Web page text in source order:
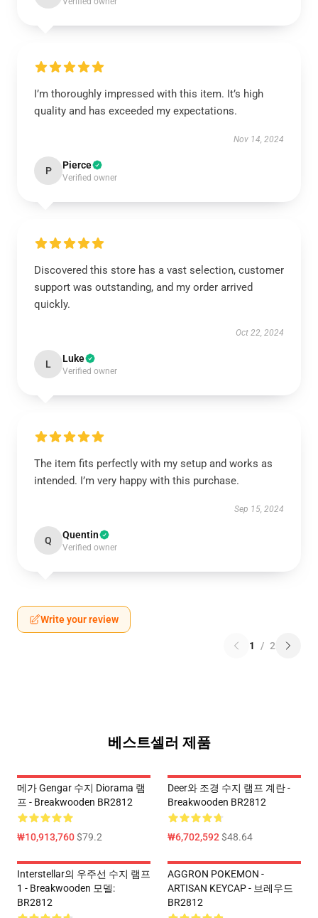
I’m thoroughly impressed with this item. It’s high
quality and has exceeded my expectations.
Nov 14, 2024
P Pierce
Verified owner
Discovered this store has a vast selection, customer
support was outstanding, and my order arrived
quickly.
Oct 22, 2024
L Luke
Verified owner
The item fits perfectly with my setup and works as
intended. I’m very happy with this purchase.
Sep 15, 2024
Q Quentin
Verified owner
Write your review
1 / 2
베스트셀러 제품
메가 Gengar 수지 Diorama 램
프 - Breakwooden BR2812
₩10,913,760$79.2
Deer와 조경 수지 램프 계란 -
Breakwooden BR2812
₩6,702,592$48.64
Interstellar의 우주선 수지 램프
1 - Breakwooden 모델:
BR2812
AGGRON POKEMON -
ARTISAN KEYCAP - 브레우드
BR2812